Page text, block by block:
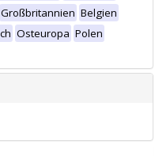
Großbritannien Belgien
Osteuropa Polen